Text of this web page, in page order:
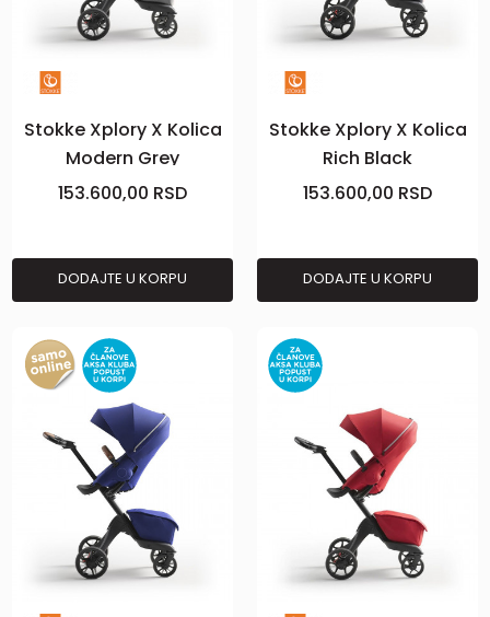
Stokke Xplory X Kolica
Modern Grey
153.600,00 RSD
DODAJTE U KORPU
Stokke Xplory X Kolica
Rich Black
153.600,00 RSD
DODAJTE U KORPU